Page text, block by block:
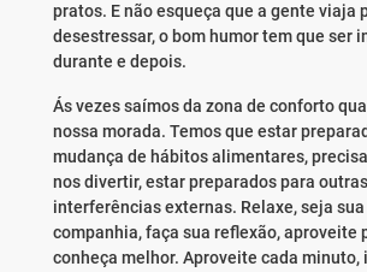
pratos. E não esqueça que a gente viaja
desestressar, o bom humor tem que ser
durante e depois.
Ás vezes saímos da zona de conforto
nossa morada. Temos que estar
mudança de hábitos alimentares,
nos divertir, estar preparados para
interferências externas. Relaxe, seja
companhia, faça sua reflexão, aproveite
conheça melhor. Aproveite cada minuto,